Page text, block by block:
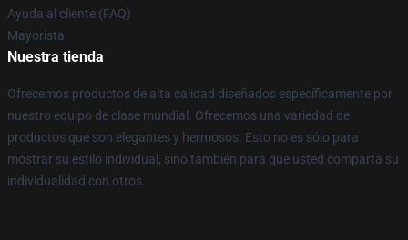
Ayuda al cliente (FAQ)
Mayorista
Nuestra tienda
Ofrecemos productos de alta calidad diseñados específicamente por
nuestro equipo de clase mundial. Ofrecemos una variedad de
productos que son elegantes y hermosos. Esto no es sólo para
mostrar su estilo individual, sino también para que usted comparta su
individualidad con otros.